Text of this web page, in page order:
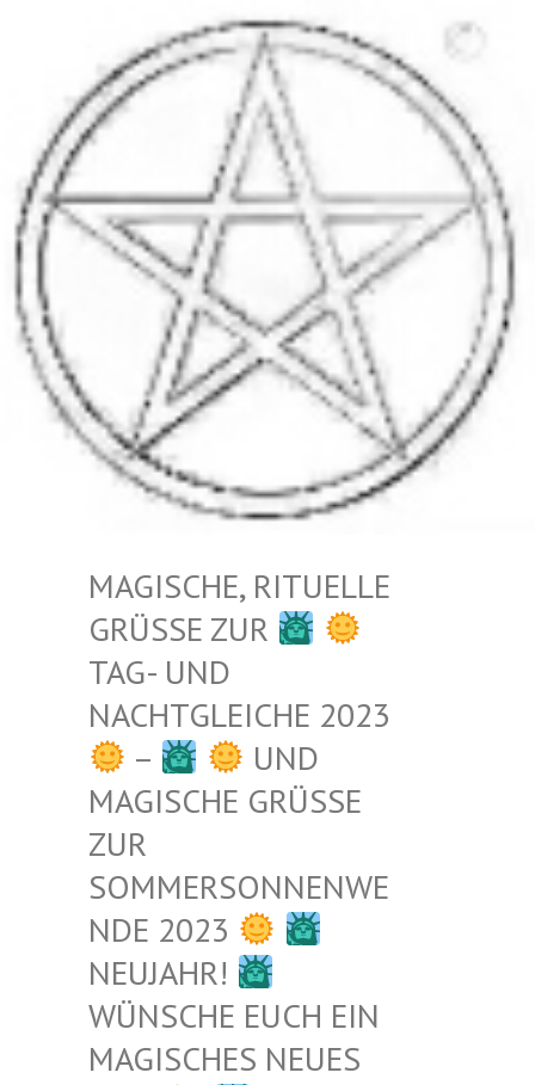
MAGISCHE, RITUELLE
GRÜSSE ZUR
TAG- UND
NACHTGLEICHE 2023
–
UND
MAGISCHE GRÜSSE Z
UR S
OMMERSONNENWEN
DE 2023
NEUJAHR!
WÜNSCHE EUCH EIN
MAGISCHES NEUES